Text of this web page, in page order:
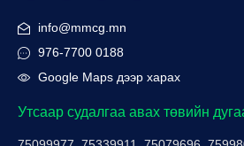
info@mmcg.mn
976-7700 0188
Google Maps дээр харах
Утсаар судалгаа авах төвийн